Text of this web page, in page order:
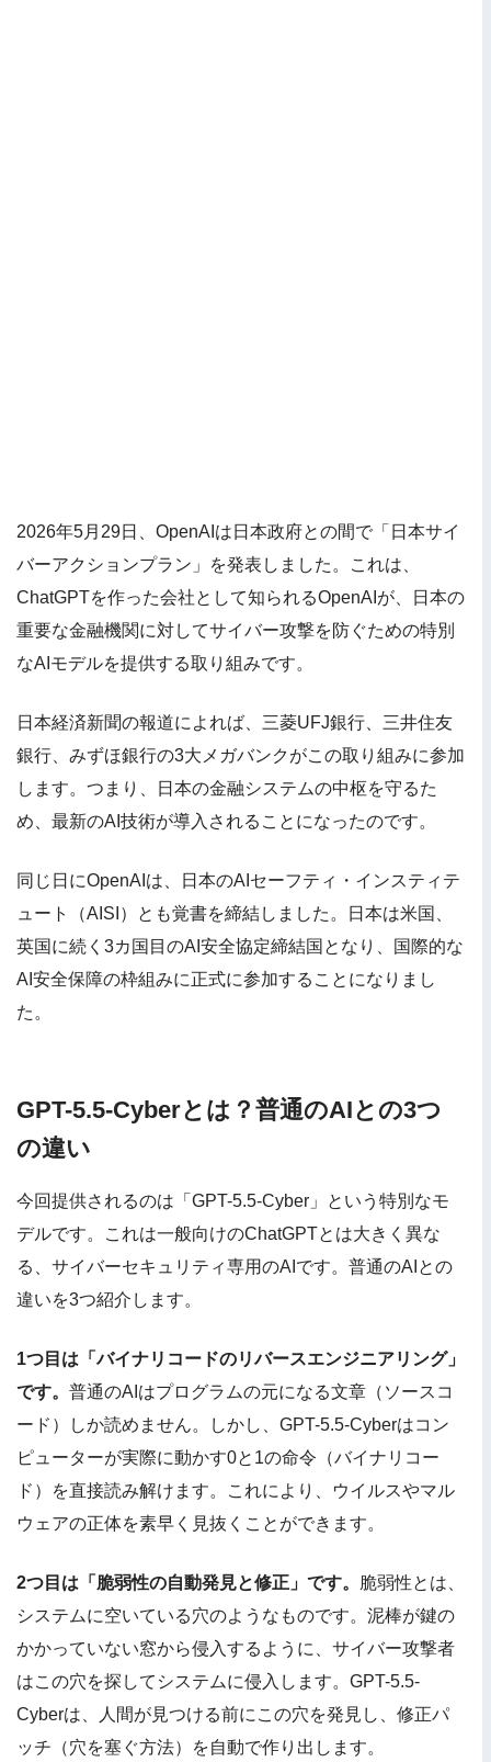
2026年5月29日、OpenAIは日本政府との間で「日本サイ
バーアクションプラン」を発表しました。これは、
ChatGPTを作った会社として知られるOpenAIが、日本の
重要な金融機関に対してサイバー攻撃を防ぐための特別
なAIモデルを提供する取り組みです。
日本経済新聞の報道によれば、三菱UFJ銀行、三井住友
銀行、みずほ銀行の3大メガバンクがこの取り組みに参加
します。つまり、日本の金融システムの中枢を守るた
め、最新のAI技術が導入されることになったのです。
同じ日にOpenAIは、日本のAIセーフティ・インスティテ
ュート（AISI）とも覚書を締結しました。日本は米国、
英国に続く3カ国目のAI安全協定締結国となり、国際的な
AI安全保障の枠組みに正式に参加することになりまし
た。
GPT-5.5-Cyberとは？普通のAIとの3つ
の違い
今回提供されるのは「GPT-5.5-Cyber」という特別なモ
デルです。これは一般向けのChatGPTとは大きく異な
る、サイバーセキュリティ専用のAIです。普通のAIとの
違いを3つ紹介します。
1つ目は「バイナリコードのリバースエンジニアリング」
です。 普通のAIはプログラムの元になる文章（ソースコ
ード）しか読めません。しかし、GPT-5.5-Cyberはコン
ピューターが実際に動かす0と1の命令（バイナリコー
ド）を直接読み解けます。これにより、ウイルスやマル
ウェアの正体を素早く見抜くことができます。
2つ目は「脆弱性の自動発見と修正」です。 脆弱性とは、
システムに空いている穴のようなものです。泥棒が鍵の
かかっていない窓から侵入するように、サイバー攻撃者
はこの穴を探してシステムに侵入します。GPT-5.5-
Cyberは、人間が見つける前にこの穴を発見し、修正パ
ッチ（穴を塞ぐ方法）を自動で作り出します。